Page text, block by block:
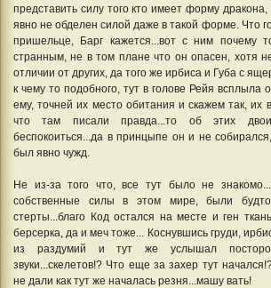
представить силу того кто имеет форму
явно не обделен силой даже в такой форме. Что
пришельце, Барг кажется...вот с ним почему
странным, не в том плане что он опасен, хотя
отличии от других, да того же ирбиса и Губа с
к чему то подобного, тут в голове Рейя
ему, точней их место обитания и скажем так, их
что там писали правда...то об этих
беспокоиться...да в принцыпе он и не
был явно чужд.
Не из-за того что, все тут было не
собственные силы в этом мире, были
стерты...благо Код остался на месте и ген
берсерка, да и меч тоже... Коснувшись груди,
из раздумий и тут же услышал
звуки...скелетов!? Что еще за захер тут
не дали как тут же началась резня...машу вать!